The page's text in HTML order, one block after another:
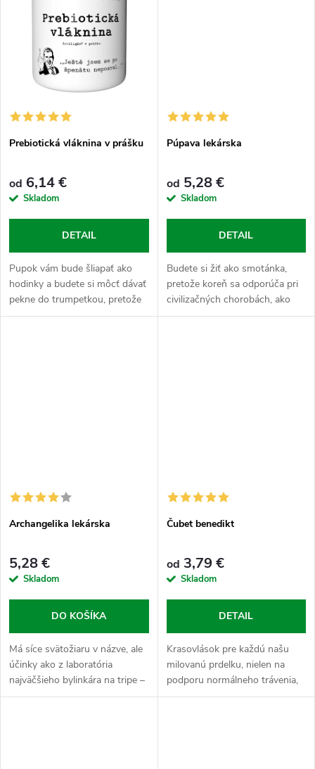
Prebiotická vláknina v prášku
od 6,14 €
Skladom
DETAIL
Pupok vám bude šliapať ako
hodinky a budete si môcť dávať
pekne do trumpetkou, pretože
ide o cennú živinu pre rast a
Púpava lekárska
od 5,28 €
Skladom
DETAIL
Budete si žiť ako smotánka,
pretože koreň sa odporúča pri
civilizačných chorobách, ako
vysokom cholesterole a krvnom
Archangelika lekárska
5,28 €
Skladom
DO KOŠÍKA
Má síce svätožiaru v názve, ale
účinky ako z laboratória
najväčšieho bylinkára na tripe –
dá pupku kľud a šišinku hodí do
Čubet benedikt
od 3,79 €
Skladom
DETAIL
Krasovlások pre každú našu
milovanú prdelku, nielen na
podporu normálneho trávenia,
keď to v pupku škručí.